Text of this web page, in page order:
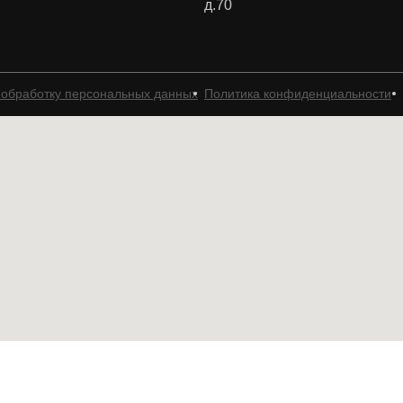
д.70
персональных данных Политика конфиденциальности